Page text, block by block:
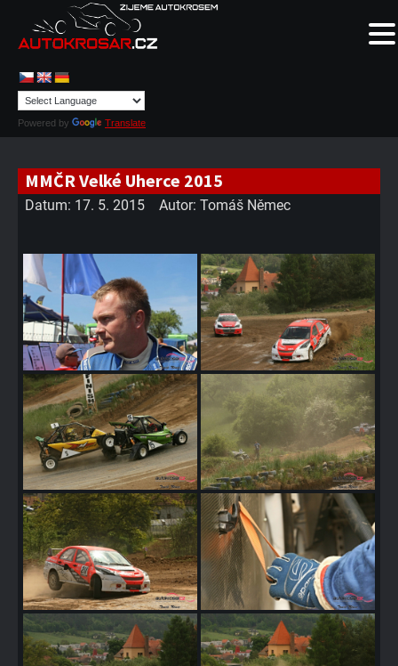
Powered by Translate
MMČR Velké Uherce 2015
Datum: 17. 5. 2015 Autor: Tomáš Němec